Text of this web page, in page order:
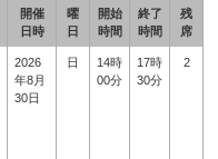
開催
日時
曜
日
開始
時間
終了
時間
残
席
2026
年8月
30日
日
14時
00分
17時
30分
2